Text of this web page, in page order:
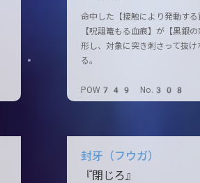
命中した【接触により発動する
【呪詛篭もる血痕】が【黒銀
形し、対象に突き刺さって抜け
る。
POW749 No.308
封牙（フウガ）
『閉じろ』